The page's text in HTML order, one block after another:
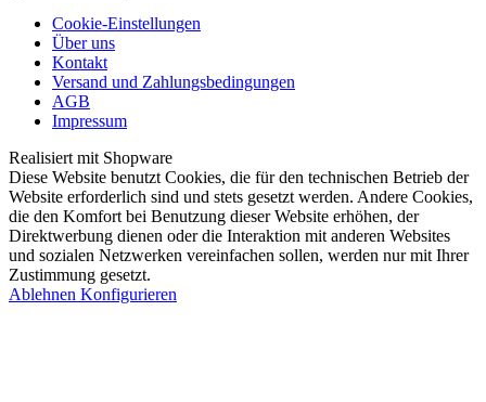
Cookie-Einstellungen
Über uns
Kontakt
Versand und Zahlungsbedingungen
AGB
Impressum
Realisiert mit Shopware
Diese Website benutzt Cookies, die für den technischen Betrieb der
Website erforderlich sind und stets gesetzt werden. Andere Cookies,
die den Komfort bei Benutzung dieser Website erhöhen, der
Direktwerbung dienen oder die Interaktion mit anderen Websites
und sozialen Netzwerken vereinfachen sollen, werden nur mit Ihrer
Zustimmung gesetzt.
Ablehnen Konfigurieren